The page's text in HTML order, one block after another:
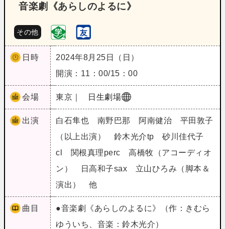
音楽劇《あらしのよるに》
その他
日時
2024年8月25日（日）
開演：11：00/15：00
会場 東京｜ 日生劇場
出演
白石隼也 南野巴那 阿南健治 平田敦子
（以上出演） 鈴木光介tp 砂川佳代子
cl 関根真理perc 高橋牧（アコーディオ
ン） 日高和子sax 立山ひろみ（脚本＆
演出） 他
曲目
●音楽劇《あらしのよるに》（作：きむら
ゆういち、音楽：鈴木光介）